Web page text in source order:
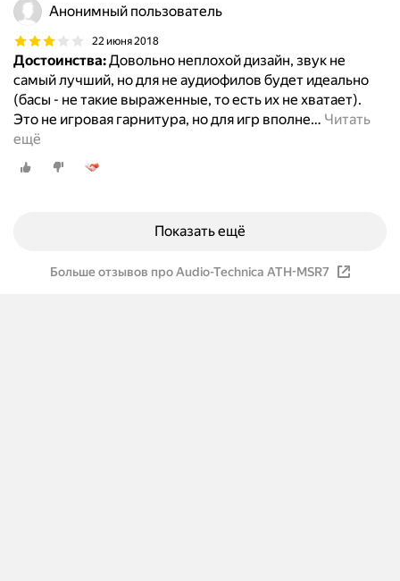
Анонимный пользователь
22 июня 2018
Достоинства:Довольно неплохой дизайн, звук не
самый лучший, но для не аудиофилов будет идеально
(басы - не такие выраженные, то есть их не хватает).
Это не игровая гарнитура, но для игр вполне… Читать
ещё
Показать ещё
Больше отзывов про Audio-Technica ATH-MSR7